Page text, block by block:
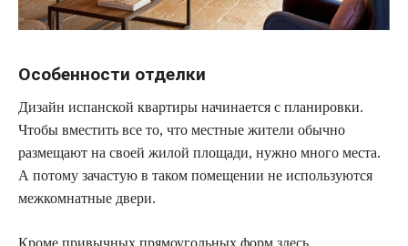
Особенности отделки
Дизайн испанской квартиры начинается с планировки.
Чтобы вместить все то, что местные жители обычно
размещают на своей жилой площади, нужно много места.
А потому зачастую в таком помещении не используются
межкомнатные двери.
Кроме привычных прямоугольных форм здесь